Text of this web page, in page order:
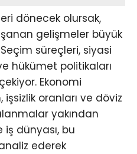
dönecek olursak,
gelişmeler büyük
süreçleri, siyasi
hükümet politikaları
Ekonomi
oranları ve döviz
yakından
iş dünyası, bu
ederek